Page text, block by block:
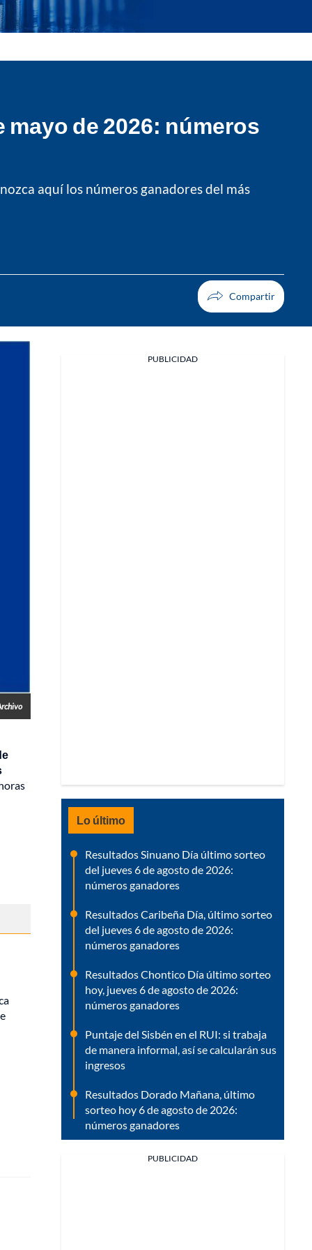
de 2026: números
aquí los números ganadores del más
PUBLICIDAD
Lo último
Resultados Sinuano Día último sorteo
del jueves 6 de agosto de 2026:
números ganadores
Resultados Caribeña Día, último sorteo
del jueves 6 de agosto de 2026:
números ganadores
Resultados Chontico Día último sorteo
hoy, jueves 6 de agosto de 2026:
números ganadores
Puntaje del Sisbén en el RUI: si trabaja
de manera informal, así se calcularán sus
ingresos
Resultados Dorado Mañana, último
sorteo hoy 6 de agosto de 2026:
números ganadores
PUBLICIDAD